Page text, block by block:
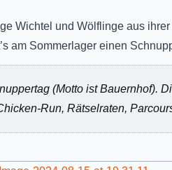
Wichtel und Wölflinge aus
am Sommerlager einen
(Motto ist Bauernhof).
Run, Rätselraten,